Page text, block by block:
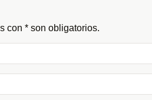
con * son obligatorios.